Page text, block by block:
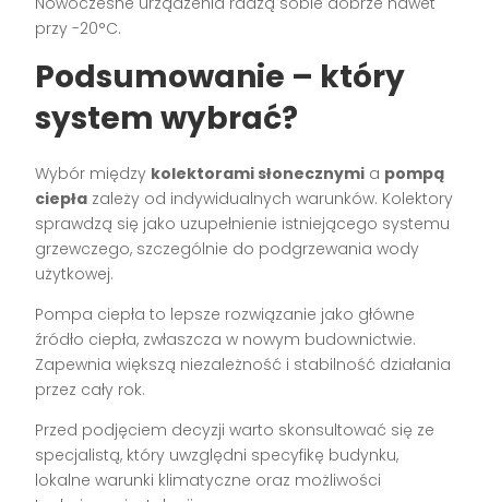
przy -20°C.
Podsumowanie – który
system wybrać?
Wybór między kolektorami słonecznymi a pompą
ciepła zależy od indywidualnych warunków. Kolektory
sprawdzą się jako uzupełnienie istniejącego systemu
grzewczego, szczególnie do podgrzewania wody
użytkowej.
Pompa ciepła to lepsze rozwiązanie jako główne
źródło ciepła, zwłaszcza w nowym budownictwie.
Zapewnia większą niezależność i stabilność działania
przez cały rok.
Przed podjęciem decyzji warto skonsultować się ze
specjalistą, który uwzględni specyfikę budynku,
lokalne warunki klimatyczne oraz możliwości